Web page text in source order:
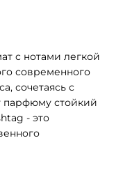
с нотами легкой
современного
сочетаясь с
парфюму стойкий
- это